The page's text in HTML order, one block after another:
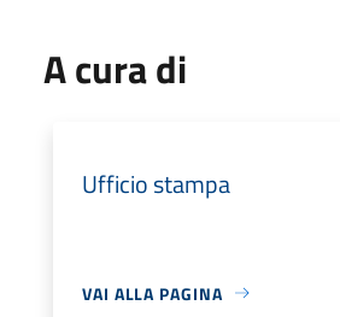
A cura di
Ufficio stampa
VAI ALLA PAGINA